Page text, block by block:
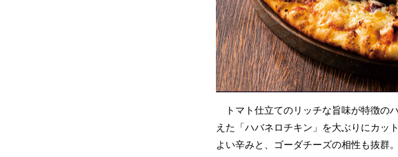
トマト仕立てのリッチな旨味が特徴の
えた「ハバネロチキン」を大ぶりにカッ
よい辛みと、ゴーダチーズの相性も抜群